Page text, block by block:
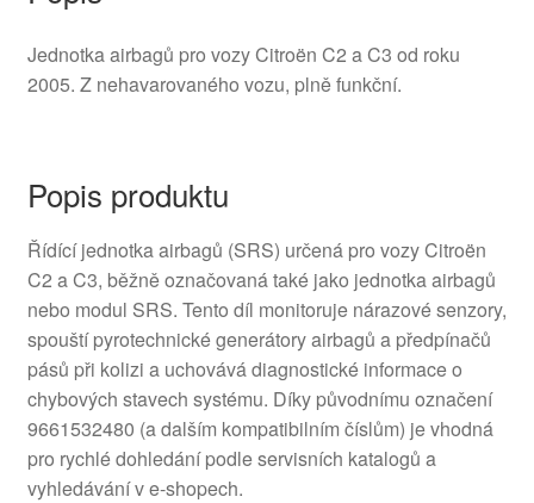
Jednotka airbagů pro vozy Citroën C2 a C3 od roku
2005. Z nehavarovaného vozu, plně funkční.
Popis produktu
Řídící jednotka airbagů (SRS) určená pro vozy Citroën
C2 a C3, běžně označovaná také jako jednotka airbagů
nebo modul SRS. Tento díl monitoruje nárazové senzory,
spouští pyrotechnické generátory airbagů a předpínačů
pásů při kolizi a uchovává diagnostické informace o
chybových stavech systému. Díky původnímu označení
9661532480 (a dalším kompatibilním číslům) je vhodná
pro rychlé dohledání podle servisních katalogů a
vyhledávání v e-shopech.